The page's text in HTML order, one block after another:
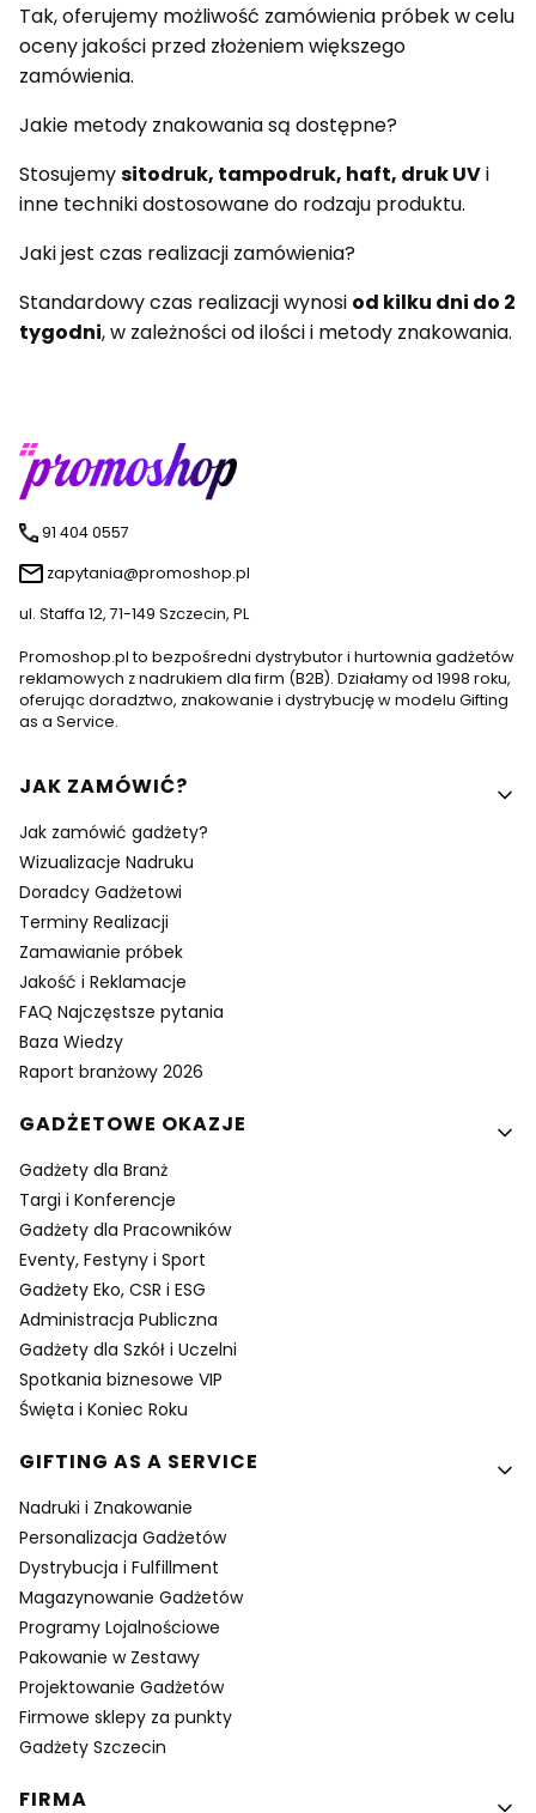
Tak, oferujemy możliwość zamówienia próbek w celu
oceny jakości przed złożeniem większego
zamówienia.
Jakie metody znakowania są dostępne?
Stosujemysitodruk, tampodruk, haft, druk UVi
inne techniki dostosowane do rodzaju produktu.
Jaki jest czas realizacji zamówienia?
Standardowy czas realizacji wynosi od kilku dni do 2
tygodni, w zależności od ilości i metody znakowania.
91 404 0557
zapytania@promoshop.pl
ul. Staffa 12, 71-149 Szczecin, PL
Promoshop.pl to bezpośredni dystrybutor i hurtownia gadżetów
reklamowych z nadrukiem dla firm (B2B). Działamy od 1998 roku,
oferując doradztwo, znakowanie i dystrybucję w modelu Gifting
as a Service.
Linki w stopce
JAK ZAMÓWIĆ?
Jak zamówić gadżety?
Wizualizacje Nadruku
Doradcy Gadżetowi
Terminy Realizacji
Zamawianie próbek
Jakość i Reklamacje
FAQ Najczęstsze pytania
Baza Wiedzy
Raport branżowy 2026
GADŻETOWE OKAZJE
Gadżety dla Branż
Targi i Konferencje
Gadżety dla Pracowników
Eventy, Festyny i Sport
Gadżety Eko, CSR i ESG
Administracja Publiczna
Gadżety dla Szkół i Uczelni
Spotkania biznesowe VIP
Święta i Koniec Roku
GIFTING AS A SERVICE
Nadruki i Znakowanie
Personalizacja Gadżetów
Dystrybucja i Fulfillment
Magazynowanie Gadżetów
Programy Lojalnościowe
Pakowanie w Zestawy
Projektowanie Gadżetów
Firmowe sklepy za punkty
Gadżety Szczecin
FIRMA